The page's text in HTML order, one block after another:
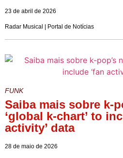
23 de abril de 2026
Radar Musical | Portal de Notícias
FUNK
Saiba mais sobre k-
‘global k-chart’ to
activity’ data
28 de maio de 2026